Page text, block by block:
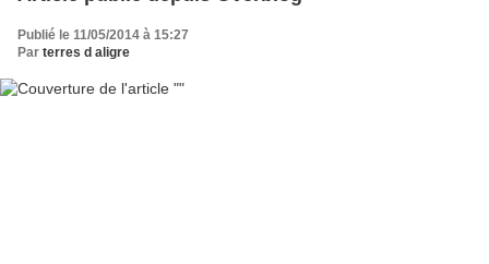
Publié le 11/05/2014 à 15:27
Par terres d aligre